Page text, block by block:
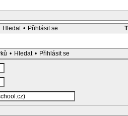
Hledat • Přihlásit se
• Hledat • Přihlásit se